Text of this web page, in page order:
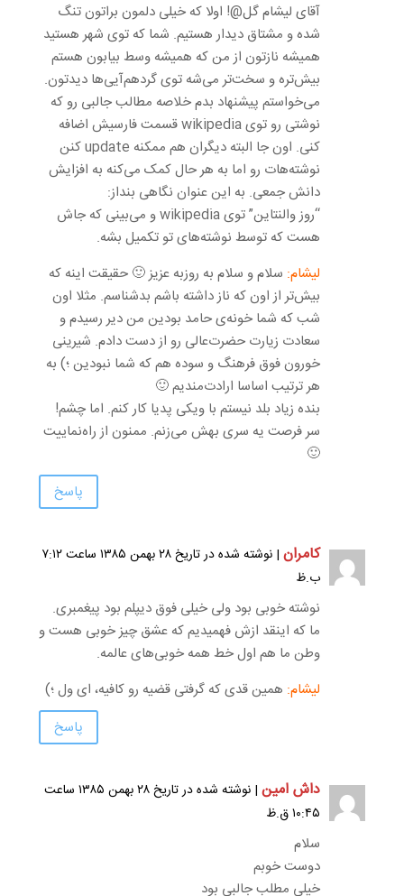
آقای لیشام گل@! اولا که خیلی دلمون براتون تنگ
شده و مشتاق دیدار هستیم. شما که توی شهر هستید
همیشه نازتون از من که همیشه وسط بیابون هستم
بیش‌تره و سخت‌تر می‌شه توی گردهم‌آیی‌ها دیدتون.
می‌خواستم پیشنهاد بدم خلاصه مطالب جالبی رو که
نوشتی رو توی wikipedia قسمت فارسیش اضافه
کنی. اون جا البته دیگران هم ممکنه update کنن
نوشته‌هات رو اما به هر حال کمک می‌کنه به افزایش
دانش جمعی. به این عنوان نگاهی بنداز:
“روز والنتاین” توی wikipedia و می‌بینی که جاش
هست که توسط نوشته‌های تو تکمیل بشه.
لیشام: سلام و سلام به روزبه عزیز 🙂 حقیقت اینه که
بیش‌تر از اون که ناز داشته باشم بدشناسم. مثلا اون
شب که شما خونه‌ی حامد بودین من دیر رسیدم و
سعادت زیارت حضرت‌عالی رو از دست دادم. شیرینی
خورون فوق فرهنگ و سوده هم که شما نبودین ؛) به
هر ترتیب اساسا ارادت‌مندیم 🙂
بنده زیاد بلد نیستم با ویکی پدیا کار کنم. اما چشم!
سر فرصت یه سری بهش می‌زنم. ممنون از راه‌نماییت
🙂
پاسخ
کامران
| نوشته شده در تاریخ ۲۸ بهمن ۱۳۸۵ ساعت ۷:۱۲
ب.ظ
نوشته خوبی بود ولی خیلی فوق دیپلم بود پیغمبری.
ما که اینقد ازش فهمیدیم که عشق چیز خوبی هست و
وطن ما هم اول خط همه خوبی‌های عالمه.
لیشام: همین قدی که گرفتی قضیه رو کافیه، ای ول ؛)
پاسخ
داش امین
| نوشته شده در تاریخ ۲۸ بهمن ۱۳۸۵ ساعت
۱۰:۴۵ ق.ظ
سلام
دوست خوبم
خیلی مطلب جالبی بود